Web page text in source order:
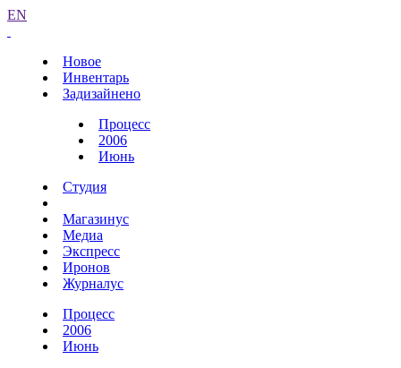
EN
Новое
Инвентарь
Задизайнено
Процесс
2006
Июнь
Студия
Магазинус
Медиа
Экспресс
Иронов
Журналус
Процесс
2006
Июнь